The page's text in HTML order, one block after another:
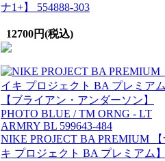
ナ1+】 554888-303
12700円(税込)
NIKE PROJECT BA PREMIUM 【
キ プロジェクト BA プレミアム